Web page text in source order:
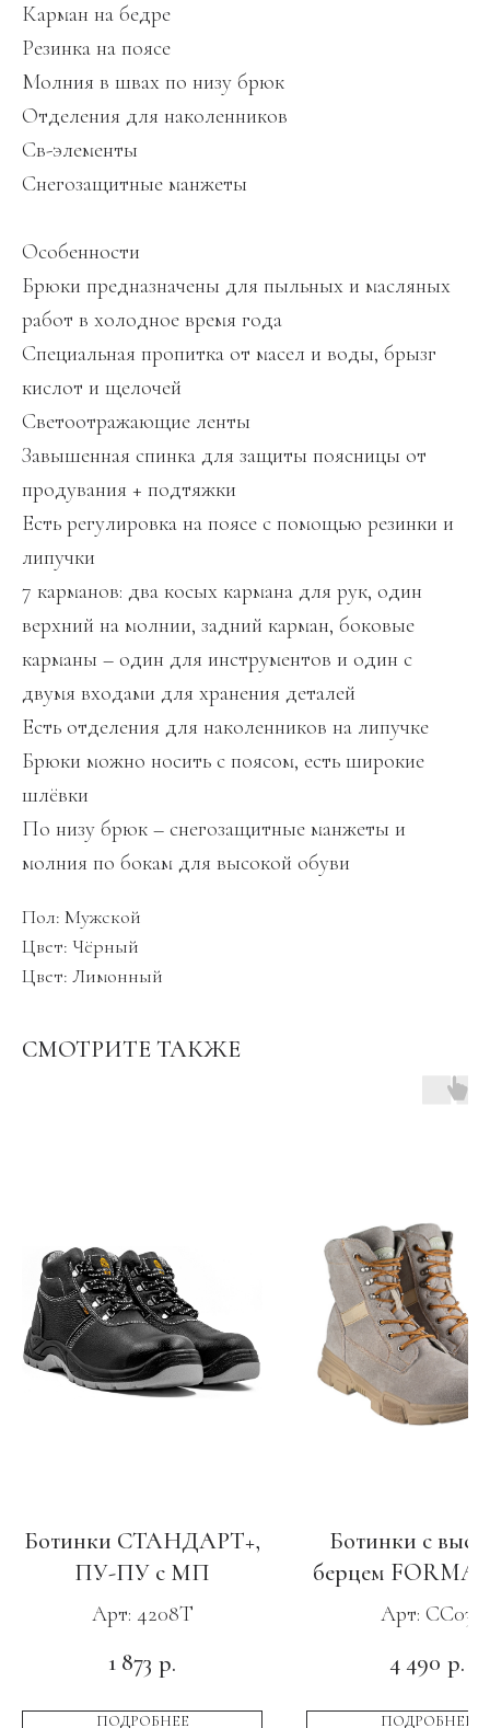
Карман на бедре
Резинка на поясе
Молния в швах по низу брюк
Отделения для наколенников
Св-элементы
Снегозащитные манжеты
Особенности
Брюки предназначены для пыльных и масляных
работ в холодное время года
Специальная пропитка от масел и воды, брызг
кислот и щелочей
Светоотражающие ленты
Завышенная спинка для защиты поясницы от
продувания + подтяжки
Есть регулировка на поясе с помощью резинки и
липучки
7 карманов: два косых кармана для рук, один
верхний на молнии, задний карман, боковые
карманы – один для инструментов и один с
двумя входами для хранения деталей
Есть отделения для наколенников на липучке
Брюки можно носить с поясом, есть широкие
шлёвки
По низу брюк – снегозащитные манжеты и
молния по бокам для высокой обуви
Пол: Мужской
Цвет: Чёрный
Цвет: Лимонный
СМОТРИТЕ ТАКЖЕ
Ботинки СТАНДАРТ+,
ПУ-ПУ с МП
Арт: 4208Т
1 873 р.
ПОДРОБНЕЕ
Ботинки с
берцем FORMA
ПУ-Нитрил c
Арт: CC03
4 490 р.
ПОДРОБНЕЕ